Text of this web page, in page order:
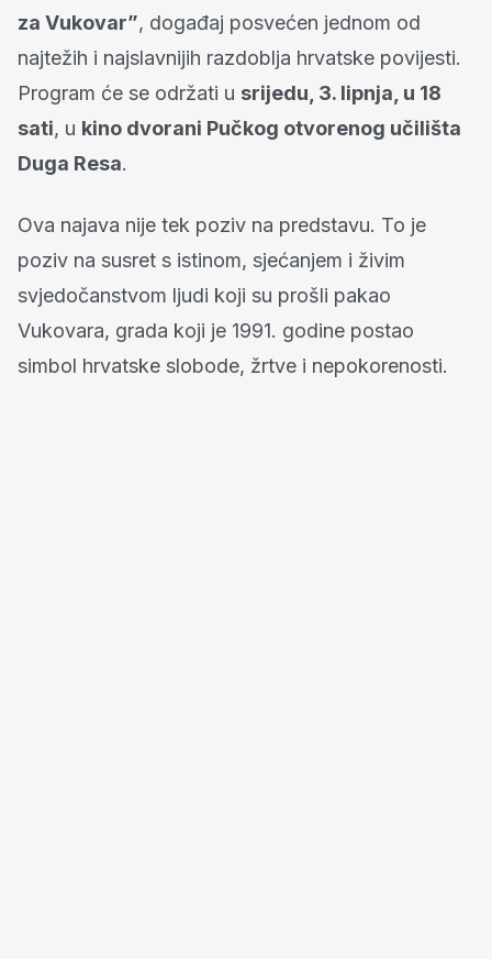
za Vukovar”, događaj posvećen jednom od
najtežih i najslavnijih razdoblja hrvatske povijesti.
Program će se održati u srijedu, 3. lipnja, u 18
sati, u kino dvorani Pučkog otvorenog učilišta
Duga Resa.
Ova najava nije tek poziv na predstavu. To je
poziv na susret s istinom, sjećanjem i živim
svjedočanstvom ljudi koji su prošli pakao
Vukovara, grada koji je 1991. godine postao
simbol hrvatske slobode, žrtve i nepokorenosti.